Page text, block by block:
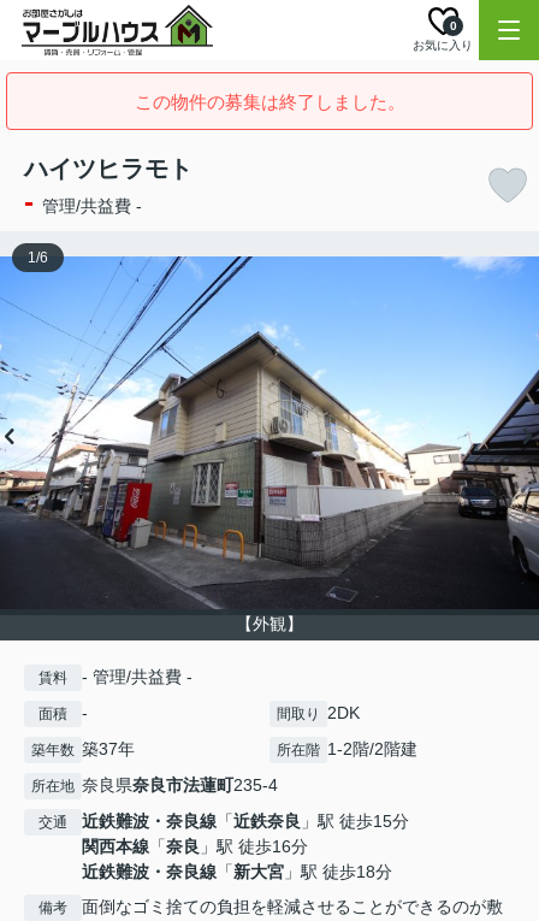
お気に入り
0
この物件の募集は終了しました。
ハイツヒラモト
- 管理/共益費 -
【外観】
1/6
賃料 - 管理/共益費 -
面積 - 間取り 2DK
築年数 築37年 所在階 1-2階/2階建
所在地 奈良県奈良市法蓮町235-4
交通 近鉄難波・奈良線 「近鉄奈良 」駅 徒歩15分
関西本線 「奈良 」駅 徒歩16分
近鉄難波・奈良線 「新大宮 」駅 徒歩18分
備考
面倒なゴミ捨ての負担を軽減させることができるのが敷